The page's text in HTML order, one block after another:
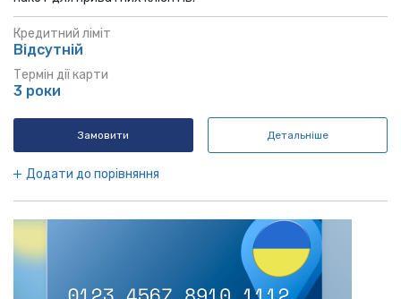
Кредитний ліміт
Відсутній
Термін дії карти
3 роки
Замовити Детальніше
Додати до порівняння